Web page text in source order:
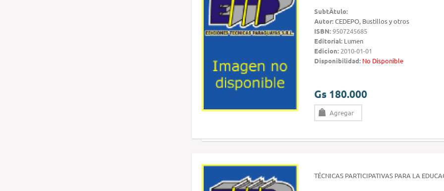
SubtÃ­tulo:
Autor:CEDEPO, Bustillos y otros
ISBN:9507245685
Editorial: Lumen
Edicion: 2010-01-01
Disponibilidad: No Disponible
Gs 180.000
Agregar
TÉCNICAS PARTICIPATIVAS PARA LA